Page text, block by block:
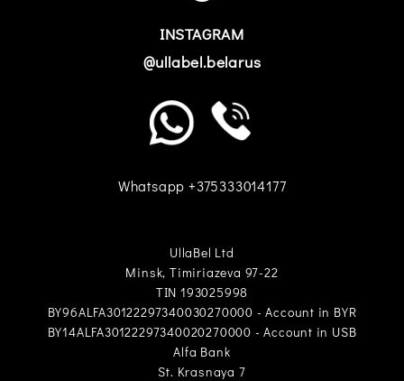
INSTAGRAM
@ullabel.belarus
Whatsapp +375333014177
UllaBel Ltd
Minsk, Timiriazeva 97-22
TIN 193025998
BY96ALFA30122297340030270000 - Account in BYR
BY14ALFA30122297340020270000 - Account in USB
Alfa Bank
St. Krasnaya 7